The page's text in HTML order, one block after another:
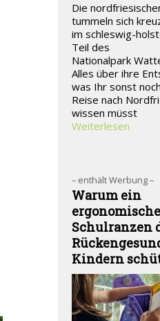
Die
tummeln sich
im schleswig-
Teil des
Nationalpark
Alles über ihre
was Ihr sonst
Reise nach
wissen müsst
Weiterlesen
– enthält Werbung –
Warum ein
Schulranzen
Kindern